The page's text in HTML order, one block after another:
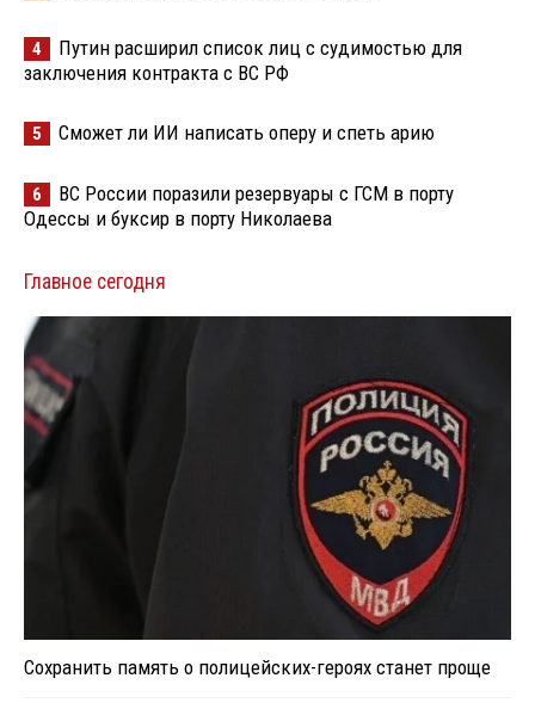
4
Путин расширил список лиц с судимостью для
заключения контракта с ВС РФ
5 Сможет ли ИИ написать оперу и спеть арию
6
ВС России поразили резервуары с ГСМ в порту
Одессы и буксир в порту Николаева
Главное сегодня
Сохранить память о полицейских-героях станет проще